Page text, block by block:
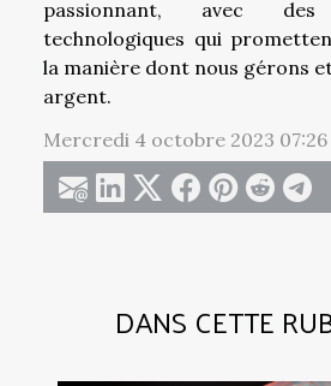
DANS CETTE
passionnant, avec des
technologiques qui
la manière dont nous gérons
argent.
Mercredi 4 octobre 2023 07:26